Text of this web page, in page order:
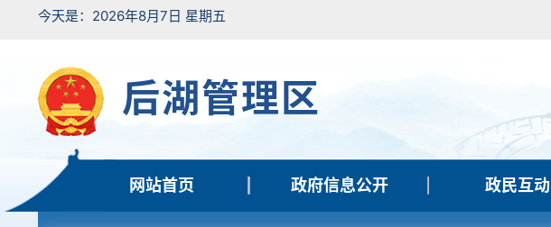
今天是：2026年8月7日 星期五
后湖管理区
网站首页 政府信息公开 政民互动